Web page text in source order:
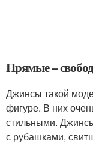
Прямые –
Джинсы такой
фигуре. В них
стильными.
с рубашками,